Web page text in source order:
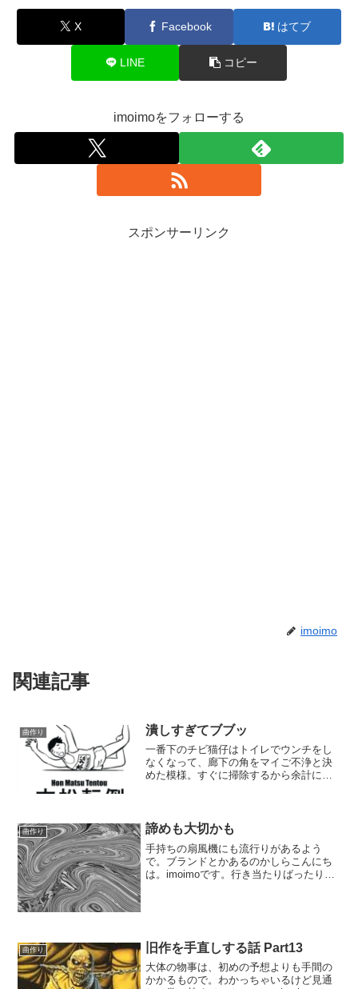
X Facebook はてブ
LINE コピー
imoimoをフォローする
スポンサーリンク
imoimo
関連記事
曲作り 潰しすぎてブブッ
一番下のチビ猫仔はトイレでウンチをし
なくなって、廊下の角をマイご不浄と決
めた模様。すぐに掃除するから余計に快
ードギターを付けて...
曲作り 諦めも大切かも
手持ちの扇風機にも流行りがあるよう
で。ブランドとかあるのかしらこんにち
は。imoimoです。行き当たりばったりの
曲作り 旧作を手直しする話 Part13
大体の物事は、初めの予想よりも手間の
かかるもので。わかっちゃいるけど見通